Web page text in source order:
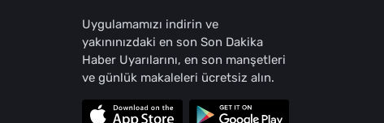
Uygulamamızı indirin ve
yakınınızdaki en son Son Dakika
Haber Uyarılarını, en son manşetleri
ve günlük makaleleri ücretsiz alın.